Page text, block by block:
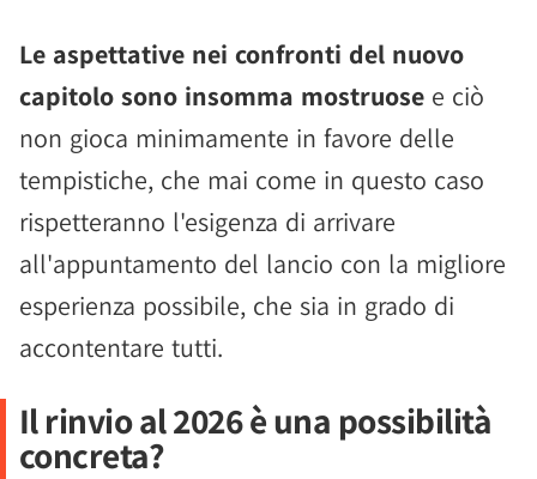
Le aspettative nei confronti del nuovo
capitolo sono insomma mostruose e ciò
non gioca minimamente in favore delle
tempistiche, che mai come in questo caso
rispetteranno l'esigenza di arrivare
all'appuntamento del lancio con la migliore
esperienza possibile, che sia in grado di
accontentare tutti.
Il rinvio al 2026 è una possibilità
concreta?